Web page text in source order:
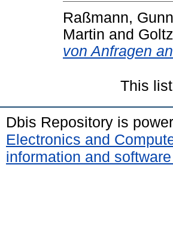
Raßmann,
Martin and
von Anfragen
This
Dbis Repository is
Electronics and
information and